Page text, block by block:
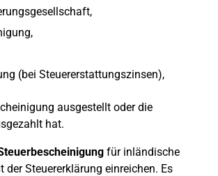
(bei Steuererstattungszinsen),
ausgestellt oder die
hat.
für inländische
der Steuererklärung einreichen. Es